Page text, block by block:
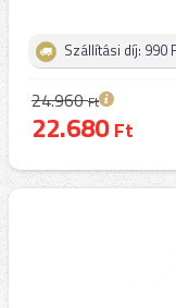
Szállítási díj: 990
24.960Ft
22.680Ft